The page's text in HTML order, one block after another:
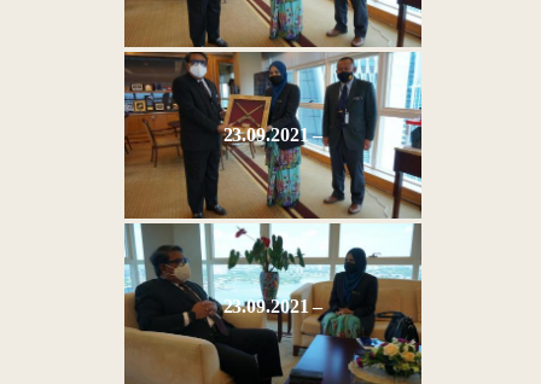
23.09.2021 –
23.09.2021 –